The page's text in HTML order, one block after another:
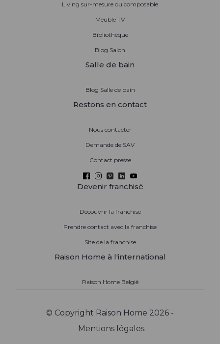
Living sur-mesure ou composable
Meuble TV
Bibliothèque
Blog Salon
Salle de bain
Blog Salle de bain
Restons en contact
Nous contacter
Demande de SAV
Contact presse
Devenir franchisé
Découvrir la franchise
Prendre contact avec la franchise
Site de la franchise
Raison Home à l'international
Raison Home België
© Copyright Raison Home 2026 -
Mentions légales